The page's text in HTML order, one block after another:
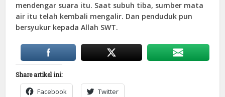
mendengar suara itu. Saat subuh tiba, sumber mata
air itu telah kembali mengalir. Dan penduduk pun
bersyukur kepada Allah SWT.
Share artikel ini:
Facebook Twitter